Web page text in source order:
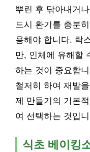
뿌린 후 닦아내거
드시 환기를 충분
용해야 합니다. 락
만, 인체에 유해할
하는 것이 중요합
철저히 하여 재발
제 만들기의 기본
여 선택하는 것입
식초 베이킹